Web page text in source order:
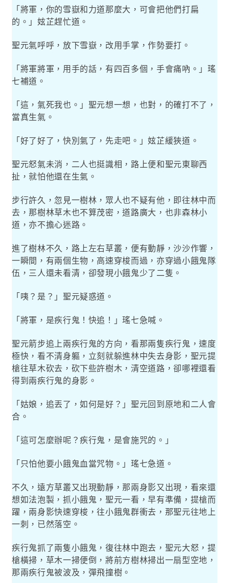
「將軍，你的雪嶽和力道那麼大，可會把他們打扁
的。」妶芷趕忙道。
聖元氣呼呼，放下雪嶽，改用手掌，作勢要打。
「將軍將軍，用手的話，有四百多個，手會痛吶。」瑤
七補道。
「這，氣死我也。」聖元想一想，也對，的確打不了，
當真生氣。
「好了好了，快別氣了，先走吧。」妶芷緩狹道。
聖元怒氣未消，二人也挺識相，路上便和聖元東聊西
扯，就怕他還在生氣。
步行許久，忽見一樹林，眾人也不疑有他，即往林中而
去，那樹林草木也不算茂密，道路廣大，也非森林小
道，亦不擔心迷路。
進了樹林不久，路上左右草叢，便有動靜，沙沙作響，
一瞬間，有兩個生物，高速穿梭而過，亦穿過小餓鬼隊
伍，三人還未看清，卻發現小餓鬼少了二隻。
「咦？是？」聖元疑惑道。
「將軍，是疾行鬼！快追！」瑤七急喊。
聖元箭步追上兩疾行鬼的方向，看那兩隻疾行鬼，速度
極快，看不清身軀，立刻就躲進林中失去身影，聖元提
槍往草木砍去，砍下些許樹木，清空道路，卻哪裡還看
得到兩疾行鬼的身影。
「姑娘，追丟了，如何是好？」聖元回到原地和二人會
合。
「這可怎麼辦呢？疾行鬼，是會施咒的。」
「只怕他要小餓鬼血當咒物。」瑤七急道。
不久，遠方草叢又出現動靜，那兩身影又出現，看來還
想如法泡製，抓小餓鬼，聖元一看，早有準備，提槍而
躍，兩身影快速穿梭，往小餓鬼群衝去，那聖元往地上
一刺，已然落空。
疾行鬼抓了兩隻小餓鬼，復往林中跑去，聖元大怒，提
槍橫掃，草木一掃便倒，將前方樹林掃出一扇型空地，
那兩疾行鬼被波及，彈飛撞樹。